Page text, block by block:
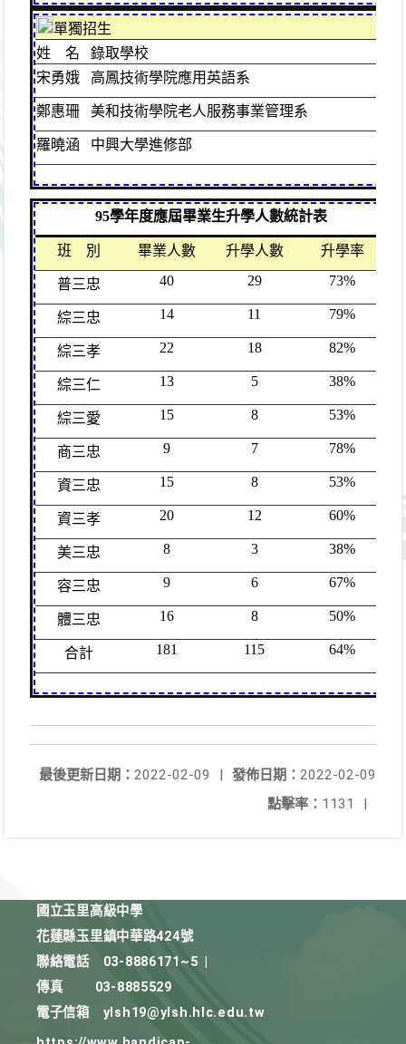
單獨招生
姓 名
錄取學校
宋勇娥
高鳳技術學院應用英語系
鄭惠珊 美和技術學院老人服務事業管理系
羅曉涵 中興大學進修部
95學年度應屆畢業生升學人數統計表
班 別 畢業人數 升學人數 升學率
普三忠 40 29 73%
綜三忠 14 11 79%
綜三孝 22 18 82%
綜三仁 13 5 38%
綜三愛 15 8 53%
商三忠 9 7 78%
資三忠 15 8 53%
資三孝 20 12 60%
美三忠 8 3 38%
容三忠 9 6 67%
體三忠 16 8 50%
合計 181 115 64%
發佈日期： 2022-02-09
最後更新日期： 2022-02-09
|
點擊率： 1131 |
國立玉里高級中學
花蓮縣玉里鎮中華路424號
聯絡電話
03-8886171~5
傳真
03-8885529
電子信箱
ylsh19@ylsh.hlc.edu.tw